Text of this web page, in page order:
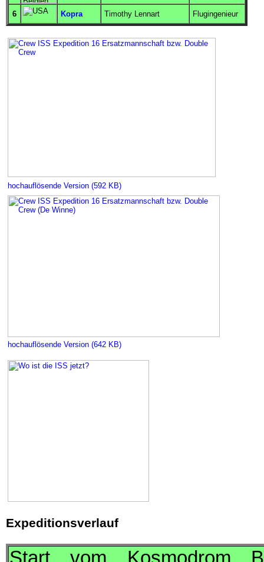
6 Kopra Timothy Lennart Flugingenieur
hochauflösende Version (592 KB)
hochauflösende Version (642 KB)
Expeditionsverlauf
Start vom Kosmodrom